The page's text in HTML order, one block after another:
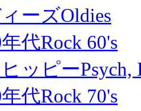
ーズOldies
代Rock 60's
ッピーPsych,
代Rock 70's